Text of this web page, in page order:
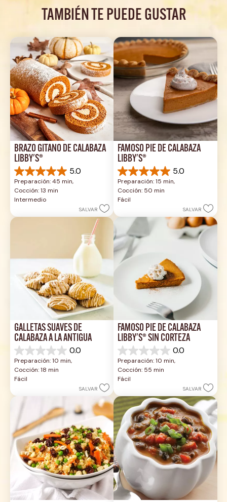
TAMBIÉN TE PUEDE GUSTAR
BRAZO GITANO DE CALABAZA
LIBBY'S®
5.0
5.0
de
5
estrellas.
reseña
Preparación: 45 min,
Cocción: 13 min
Intermedio
SALVAR
FAMOSO PIE DE CALABAZA
LIBBY'S®
5.0
5.0
de
5
estrellas.
reseñas
Preparación: 15 min,
Cocción: 50 min
Fácil
SALVAR
GALLETAS SUAVES DE
CALABAZA A LA ANTIGUA
0.0
0.0
de
5
estrellas.
Preparación: 10 min,
Cocción: 18 min
Fácil
SALVAR
FAMOSO PIE DE CALABAZA
LIBBY'S® SIN CORTEZA
0.0
0.0
de
5
estrellas.
Preparación: 10 min,
Cocción: 55 min
Fácil
SALVAR